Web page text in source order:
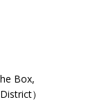
Box,
）